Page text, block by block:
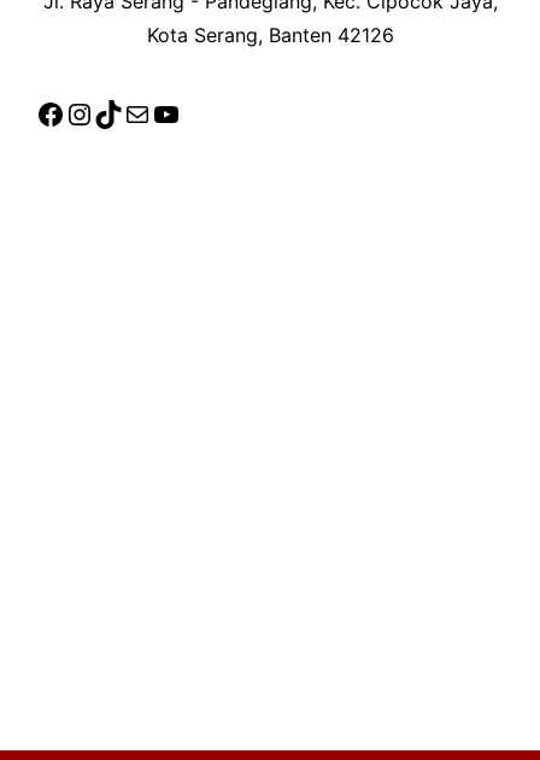
Kota Serang, Banten 42126
Facebook
Instagram
TikTok
Mail